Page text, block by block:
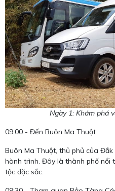
Ngày 1: Khám phá
09:00 - Đến Buôn Ma Thuột
Buôn Ma Thuột, thủ phủ của
hành trình. Đây là thành phố nổi
tộc đặc sắc.